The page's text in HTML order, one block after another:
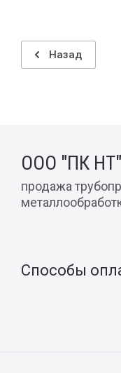
Назад
ООО "ПК НТ"
продажа
Способы